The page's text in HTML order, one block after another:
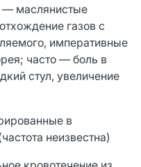
— маслянистые
газов с
императивные
часто — боль в
стул, увеличение
в
неизвестна)